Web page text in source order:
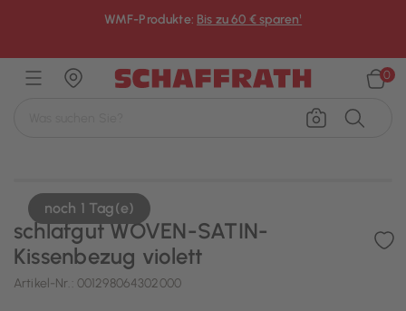
WMF-Produkte: Bis zu 60 € sparen¹
0
noch 1 Tag(e)
schlafgut WOVEN-SATIN-
Kissenbezug violett
Artikel-Nr.: 001298064302000